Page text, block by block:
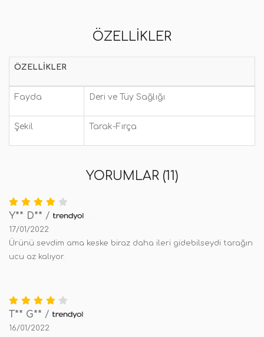
ÖZELLIKLER
ÖZELLIKLER
Fayda Deri ve Tüy Sağlığı
Şekil Tarak-Fırça
YORUMLAR (11)
Y** D** /
17/01/2022
Ürünü sevdim ama keske biraz daha ileri gidebilseydi tarağın
ucu az kalıyor.
T** G** /
16/01/2022